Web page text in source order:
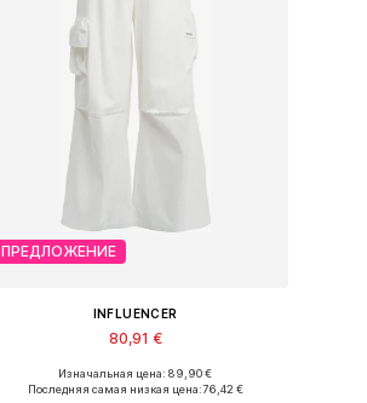
ПРЕДЛОЖЕНИЕ
INFLUENCER
80,91 €
Доступные размеры: 36, 38, 40, 42
Изначальная цена: 89,90 €
Последняя самая низкая цена:76,42 €